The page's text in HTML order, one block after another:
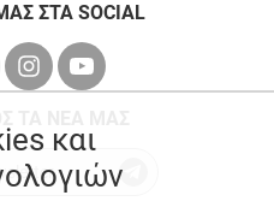
ΣΤΑ SOCIAL
και